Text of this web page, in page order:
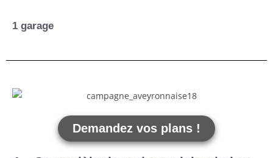
1 garage
Demandez vos plans !